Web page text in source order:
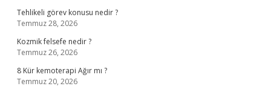
Tehlikeli görev konusu nedir ?
Temmuz 28, 2026
Kozmik felsefe nedir ?
Temmuz 26, 2026
8 Kür kemoterapi Ağır mı ?
Temmuz 20, 2026